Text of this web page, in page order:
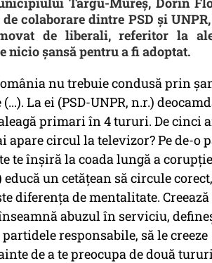
colaborare dintre PSD şi
de liberali, referitor la
şansă pentru a fi adoptat.
nu trebuie condusă prin
La ei (PSD-UNPR, n.r.)
primari în 4 tururi. De cinci
apare circul la televizor? Pe de-o
te înşiră la coada lungă a
un cetăţean să circule
diferenţa de mentalitate. Creează
abuzul în serviciu,
responsabile, să le creeze
de a te preocupa de două